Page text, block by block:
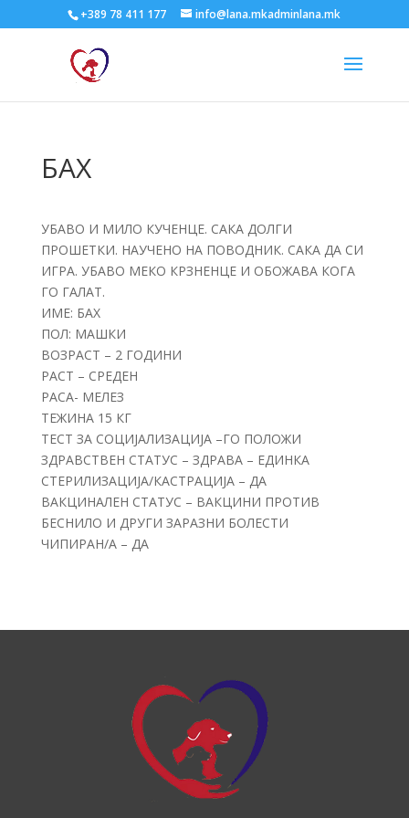
+389 78 411 177 info@lana.mkadminlana.mk
БАХ
УБАВО И МИЛО КУЧЕНЦЕ. САКА ДОЛГИ
ПРОШЕТКИ. НАУЧЕНО НА ПОВОДНИК. САКА ДА СИ
ИГРА. УБАВО МЕКО КРЗНЕНЦЕ И ОБОЖАВА КОГА
ГО ГАЛАТ.
ИМЕ: БАХ
ПОЛ: МАШКИ
ВОЗРАСТ – 2 ГОДИНИ
РАСТ – СРЕДЕН
РАСА- МЕЛЕЗ
ТЕЖИНА 15 КГ
ТЕСТ ЗА СОЦИЈАЛИЗАЦИЈА –ГО ПОЛОЖИ
ЗДРАВСТВЕН СТАТУС – ЗДРАВА – ЕДИНКА
СТЕРИЛИЗАЦИЈА/КАСТРАЦИЈА – ДА
ВАКЦИНАЛЕН СТАТУС – ВАКЦИНИ ПРОТИВ
БЕСНИЛО И ДРУГИ ЗАРАЗНИ БОЛЕСТИ
ЧИПИРАН/А – ДА